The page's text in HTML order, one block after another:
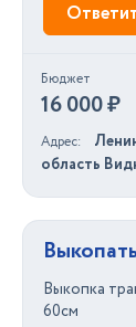
Бюджет
16 000 ₽
Адрес
область
Выкопка
60см